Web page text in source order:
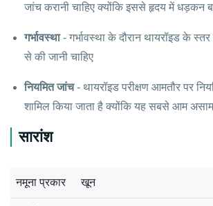
जांच करानी चाहिए क्योंकि इससे हृदय में धड़कन
गर्भावस्था- गर्भावस्था के दौरान थायरॉइड के
से की जानी चाहिए
नियमित जांच- थायरॉइड परीक्षण आमतौर पर
शामिल किया जाता है क्योंकि यह सबसे आम
सारांश
नमूना प्रकार खून